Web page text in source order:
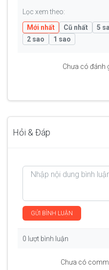
Lọc xem theo:
Mới nhất
Cũ nhất 5
2 sao
1 sao
Chưa có đánh
Hỏi & Đáp
GỬI BÌNH LUẬN
0 lượt bình luận
Chưa có